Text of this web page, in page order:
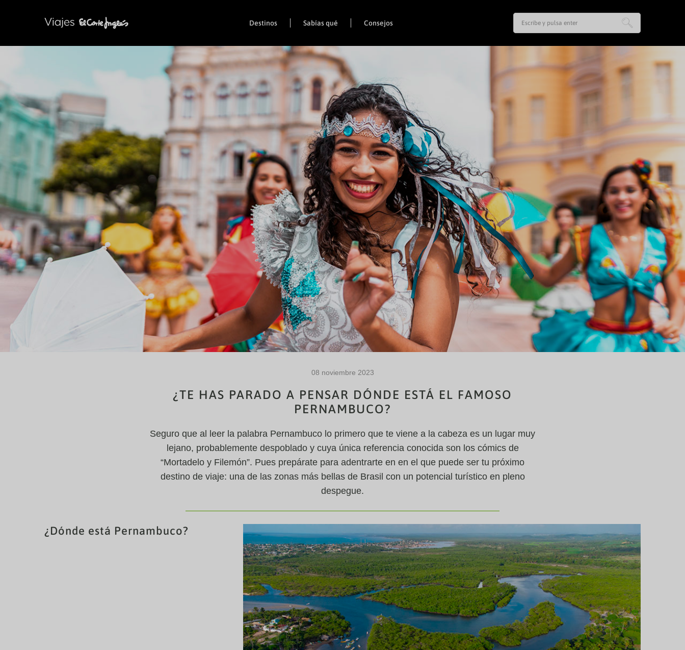
Destinos Sabías qué Consejos
08 noviembre 2023
¿TE HAS PARADO A PENSAR DÓNDE ESTÁ EL FAMOSO
PERNAMBUCO?
Seguro que al leer la palabra Pernambuco lo primero que te viene a la cabeza es un lugar muy
lejano, probablemente despoblado y cuya única referencia conocida son los cómics de
“Mortadelo y Filemón”. Pues prepárate para adentrarte en en el que puede ser tu próximo
destino de viaje: una de las zonas más bellas de Brasil con un potencial turístico en pleno
despegue.
¿Dónde está Pernambuco?